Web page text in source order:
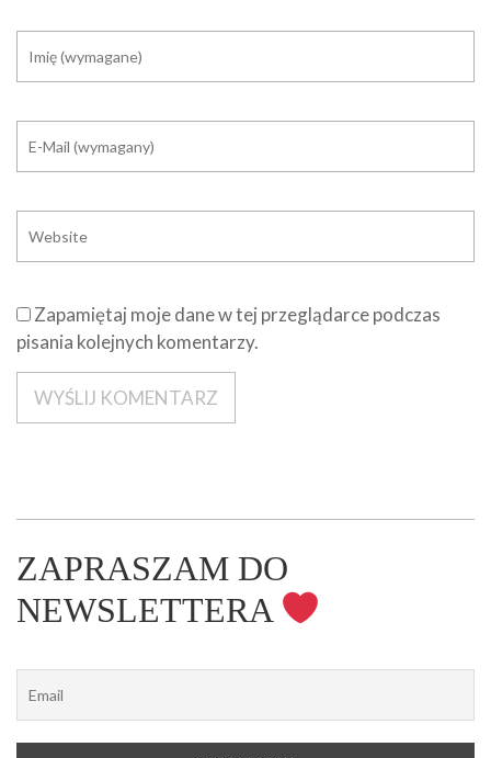
Zapamiętaj moje dane w tej przeglądarce podczas
pisania kolejnych komentarzy.
ZAPRASZAM DO
NEWSLETTERA